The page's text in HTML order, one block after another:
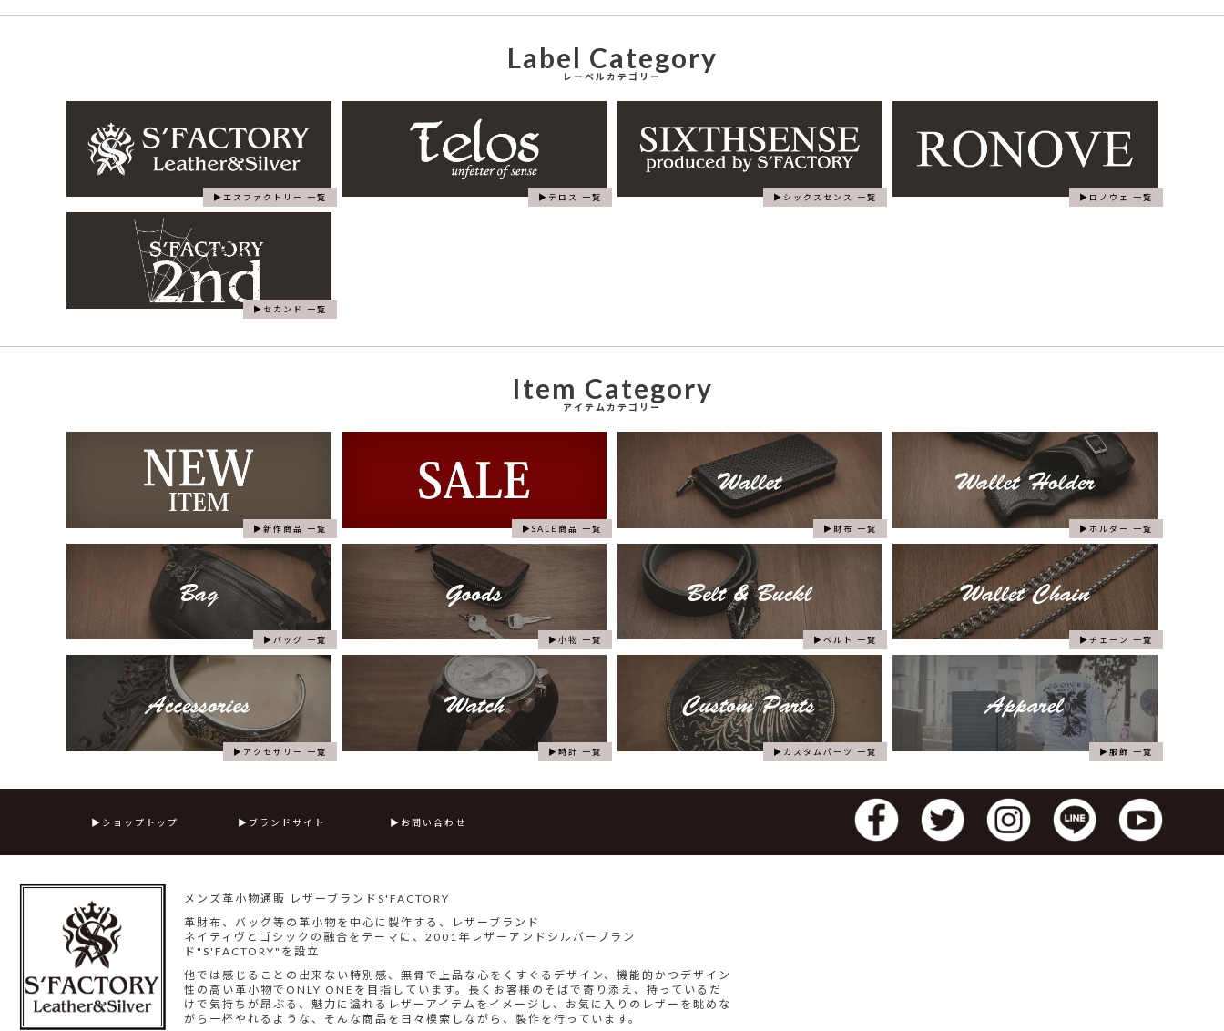
レーベルカテゴリー
Label Category
エスファクトリー 一覧 テロス 一覧 シックスセンス 一覧 ロノウェ 一覧
セカンド 一覧
アイテムカテゴリー
Item Category
新作商品 一覧 SALE商品 一覧 財布 一覧 ホルダー 一覧
バッグ 一覧 小物 一覧 ベルト 一覧 チェーン 一覧
アクセサリー 一覧 時計 一覧 カスタムパーツ 一覧 服飾 一覧
ショップトップ ブランドサイト お問い合わせ
メンズ革小物通販 レザーブランドS'FACTORY
革財布、バッグ等の革小物を中心に製作する、レザーブランド
ネイティヴとゴシックの融合をテーマに、2001年レザーアンドシルバーブラン
ド"S'FACTORY"を設立
他では感じることの出来ない特別感、無骨で上品な心をくすぐるデザイン、機能的かつデザイン
性の高い革小物でONLY ONEを目指しています。長くお客様のそばで寄り添え、持っているだ
けで気持ちが昂ぶる、魅力に溢れるレザーアイテムをイメージし、お気に入りのレザーを眺めな
がら一杯やれるような、そんな商品を日々模索しながら、製作を行っています。